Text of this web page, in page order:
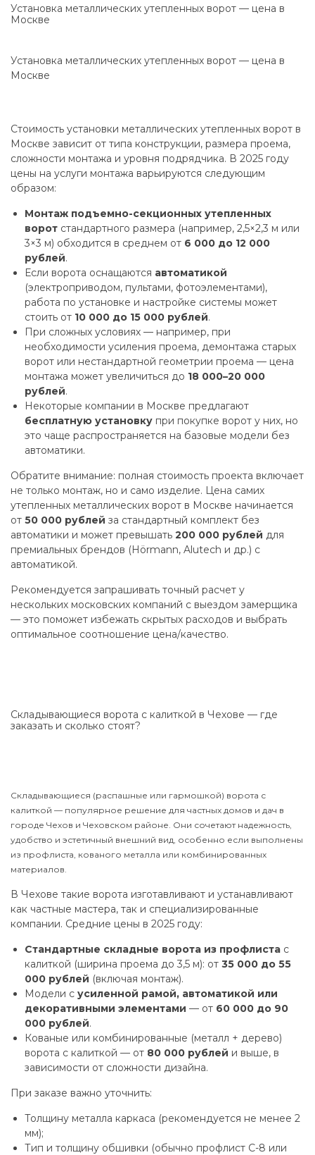
Установка металлических утепленных ворот — цена в
Москве
Установка металлических утепленных ворот — цена в
Москве
Стоимость установки металлических утепленных ворот в
Москве зависит от типа конструкции, размера проема,
сложности монтажа и уровня подрядчика. В 2025 году
цены на услуги монтажа варьируются следующим
образом:
Монтаж подъемно-секционных утепленных
ворот стандартного размера (например, 2,5×2,3 м или
3×3 м) обходится в среднем от 6 000 до 12 000
рублей.
Если ворота оснащаются автоматикой
(электроприводом, пультами, фотоэлементами),
работа по установке и настройке системы может
стоить от 10 000 до 15 000 рублей.
При сложных условиях — например, при
необходимости усиления проема, демонтажа старых
ворот или нестандартной геометрии проема — цена
монтажа может увеличиться до 18 000–20 000
рублей.
Некоторые компании в Москве предлагают
бесплатную установку при покупке ворот у них, но
это чаще распространяется на базовые модели без
автоматики.
Обратите внимание: полная стоимость проекта включает
не только монтаж, но и само изделие. Цена самих
утепленных металлических ворот в Москве начинается
от 50 000 рублей за стандартный комплект без
автоматики и может превышать 200 000 рублей для
премиальных брендов (Hörmann, Alutech и др.) с
автоматикой.
Рекомендуется запрашивать точный расчет у
нескольких московских компаний с выездом замерщика
— это поможет избежать скрытых расходов и выбрать
оптимальное соотношение цена/качество.
Складывающиеся ворота с калиткой в Чехове — где
заказать и сколько стоят?
Складывающиеся (распашные или гармошкой) ворота с
калиткой — популярное решение для частных домов и дач в
городе Чехов и Чеховском районе. Они сочетают надежность,
удобство и эстетичный внешний вид, особенно если выполнены
из профлиста, кованого металла или комбинированных
материалов.
В Чехове такие ворота изготавливают и устанавливают
как частные мастера, так и специализированные
компании. Средние цены в 2025 году:
Стандартные складные ворота из профлиста с
калиткой (ширина проема до 3,5 м): от 35 000 до 55
000 рублей (включая монтаж).
Модели с усиленной рамой, автоматикой или
декоративными элементами — от 60 000 до 90
000 рублей.
Кованые или комбинированные (металл + дерево)
ворота с калиткой — от 80 000 рублей и выше, в
зависимости от сложности дизайна.
При заказе важно уточнить:
Толщину металла каркаса (рекомендуется не менее 2
мм);
Тип и толщину обшивки (обычно профлист С-8 или